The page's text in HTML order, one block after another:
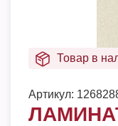
Товар в
Артикул: